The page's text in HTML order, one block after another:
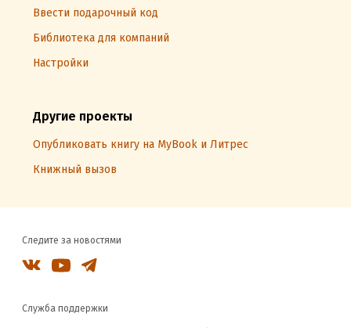
Ввести подарочный код
Библиотека для компаний
Настройки
Другие проекты
Опубликовать книгу на MyBook и Литрес
Книжный вызов
Следите за новостями
Служба поддержки